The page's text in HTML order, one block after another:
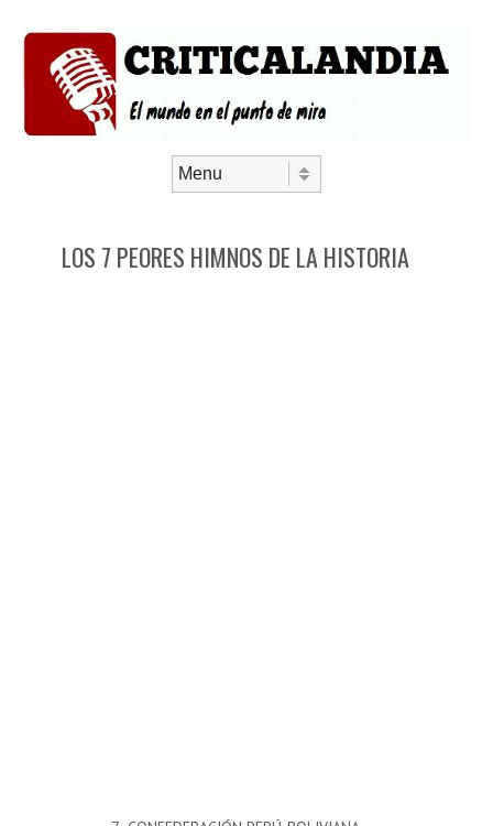
LOS 7 PEORES HIMNOS DE LA HISTORIA